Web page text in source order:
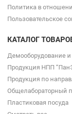
Политика в
Пользовательское
КАТАЛОГ
Демооборудование
Продукция НПП
Продукция по
Общелабораторный
Пластиковая посуда